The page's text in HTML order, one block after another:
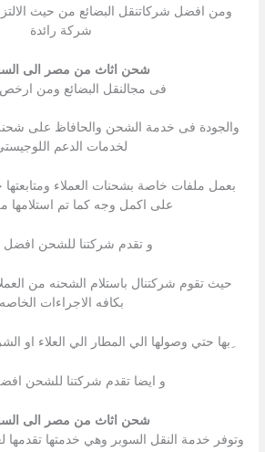
ومن افضل شركاتنقل البضائع من حيث
شركة رائدة
شحن اثاث من مصر الى
فى مجالنقل البضائع ومن
والجودة فى خدمة الشحن والحافاظ على
لخدمات الدعم
بعمل ملفات خاصة بشحنات العملاء
على اكمل وجه كما تم استلامها
و تقدم شركتنا للشحن افضل
حيث تقوم شركتنال باستلام الشحنه من
بكافه الاجراءات الخاصه
ِبها حتي وصولها الي المطار الي العلاء او
و ايضا تقدم شركتنا للشحن
شحن اثاث من مصر الى
وتوفر خدمة النقل السوبر وهي خدمتها تقدمها